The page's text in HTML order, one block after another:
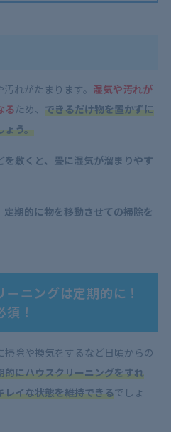
れがたまります。 湿気や汚れが
るため、 できるだけ物を置かずに
ょう。
敷くと、畳に湿気が溜まりやす
定期的に物を移動させての掃除を
ニングは定期的に！
！
除や換気をするなど日頃からの
的にハウスクリーニングをすれ
レイな状態を維持できるでしょ